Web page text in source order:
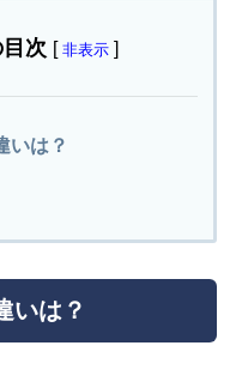
次 [ 非表示 ]
いは？
いは？